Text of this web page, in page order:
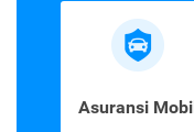
Asuransi Mobil